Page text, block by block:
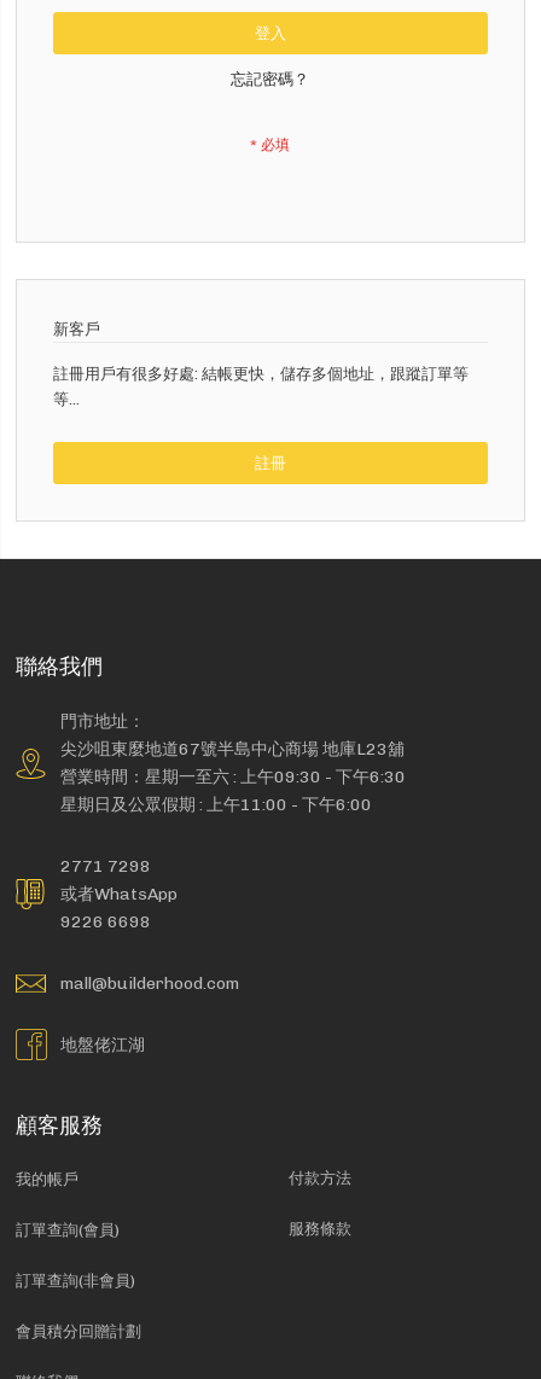
登入
忘記密碼？
新客戶
註冊用戶有很多好處: 結帳更快，儲存多個地址，跟蹤訂單等
等...
註冊
聯絡我們
門市地址：
尖沙咀東麼地道67號半島中心商場 地庫L23舖
營業時間：星期一至六 : 上午09:30 - 下午6:30
星期日及公眾假期 : 上午11:00 - 下午6:00
2771 7298
或者WhatsApp
9226 6698
mall@builderhood.com
地盤佬江湖
顧客服務
我的帳戶
訂單查詢(會員)
訂單查詢(非會員)
會員積分回贈計劃
付款方法
服務條款